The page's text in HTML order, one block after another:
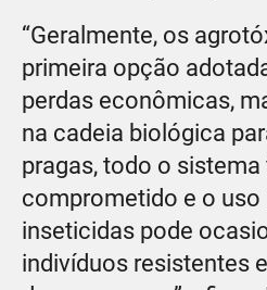
“Geralmente, os
primeira opção
perdas econômicas,
na cadeia biológica
pragas, todo o sistema
comprometido e o
inseticidas pode
indivíduos resistentes